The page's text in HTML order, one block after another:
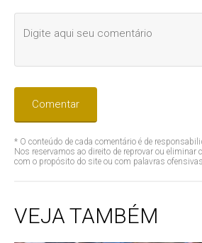
Comentar
* O conteúdo de cada comentário é de
Nos reservamos ao direito de reprovar ou eliminar
com o propósito do site ou com palavras
VEJA TAMBÉM